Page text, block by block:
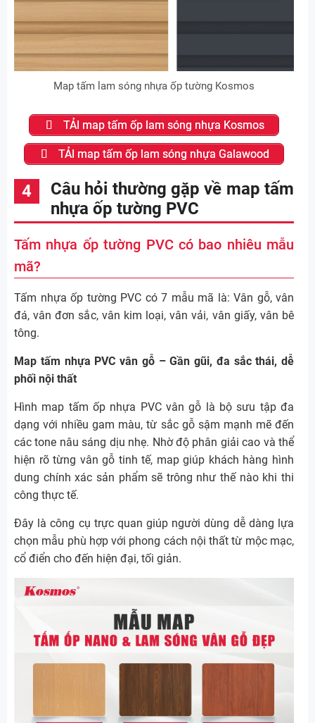
Map tấm lam sóng nhựa ốp tường Kosmos
TẢI map tấm ốp lam sóng nhựa Kosmos
TẢI map tấm ốp lam sóng nhựa Galawood
Câu hỏi thường gặp về map tấm
nhựa ốp tường PVC
Tấm nhựa ốp tường PVC có bao nhiêu mẫu
mã?
Tấm nhựa ốp tường PVC có 7 mẫu mã là: Vân gỗ, vân
đá, vân đơn sắc, vân kim loại, vân vải, vân giấy, vân bê
tông.
Map tấm nhựa PVC vân gỗ – Gần gũi, đa sắc thái, dễ
phối nội thất
Hình map tấm ốp nhựa PVC vân gỗ là bộ sưu tập đa
dạng với nhiều gam màu, từ sắc gỗ sậm mạnh mẽ đến
các tone nâu sáng dịu nhẹ. Nhờ độ phân giải cao và thể
hiện rõ từng vân gỗ tinh tế, map giúp khách hàng hình
dung chính xác sản phẩm sẽ trông như thế nào khi thi
công thực tế.
Đây là công cụ trực quan giúp người dùng dễ dàng lựa
chọn mẫu phù hợp với phong cách nội thất từ mộc mạc,
cổ điển cho đến hiện đại, tối giản.